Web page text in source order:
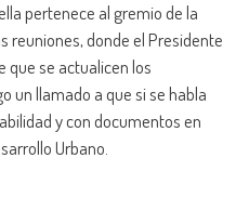
pertenece al gremio de la
reuniones, donde el Presidente
que se actualicen los
un llamado a que si se habla
y con documentos en
Urbano.